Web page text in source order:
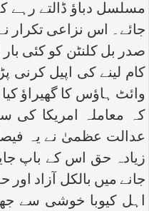
مسلسل دباؤ ڈالتے رہے
جائے۔ اس نزاعی تکرار
صدر بل کلنٹن کو کئی
کام لینے کی اپیل کرنی
وائٹ ہاؤس کا گھیراؤ
کہ معاملہ امریکا کی
عدالت عظمیٰ نے یہ
زیادہ حق اس کے باپ
جانے میں بالکل آزاد
اہل کیوبا خوشی سے